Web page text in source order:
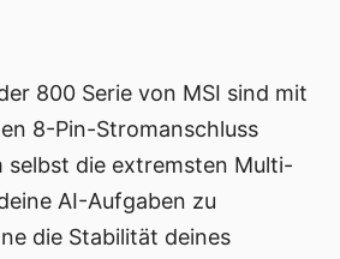
800 Serie von MSI sind mit
8-Pin-Stromanschluss
selbst die extremsten Multi-
AI-Aufgaben zu
die Stabilität deines